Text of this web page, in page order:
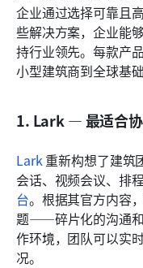
企业通过选择可靠且
些解决方案，企业能
持行业领先。每款产
小型建筑商到全球基
1. Lark — 最适合
Lark 重新构想了建筑
会话、视频会议、排
台。根据其官方内容
题——碎片化的沟通
作环境，团队可以实
况。